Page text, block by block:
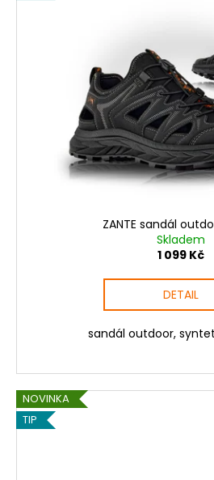
ZANTE sandál
Skladem
1 099 Kč
DETAIL
sandál outdoor,
NOVINKA
TIP